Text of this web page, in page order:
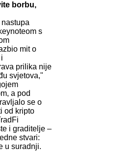
borbu,
s
mit o
prilika nije
svjetova,"
a pod
se o
od kripto
i graditelje –
stvari:
u suradnji.